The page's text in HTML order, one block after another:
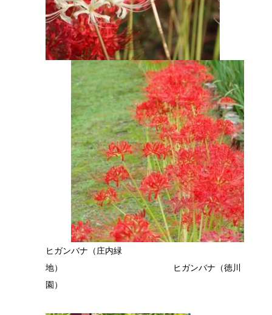
ヒガンバナ（庄内緑
地） ヒガンバナ（徳川
園）